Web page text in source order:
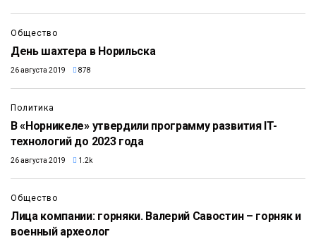
Общество
День шахтера в Норильска
26 августа 2019 878
Политика
В «Норникеле» утвердили программу развития IT-
технологий до 2023 года
26 августа 2019 1.2k
Общество
Лица компании: горняки. Валерий Савостин – горняк и
военный археолог